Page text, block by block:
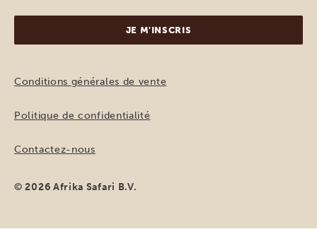
Conditions générales de vente
Politique de confidentialité
Contactez-nous
© 2026 Afrika Safari B.V.